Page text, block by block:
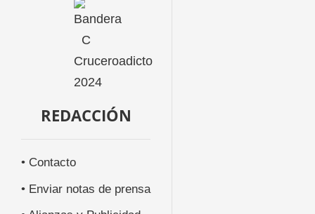
REDACCIÓN
• Contacto
• Enviar notas de prensa